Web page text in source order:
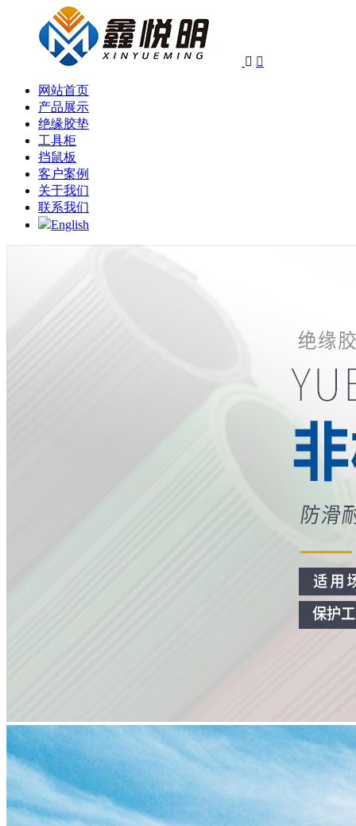
 
网站首页
产品展示
绝缘胶垫
工具柜
挡鼠板
客户案例
关于我们
联系我们
English